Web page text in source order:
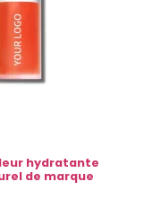
hydratante
de marque